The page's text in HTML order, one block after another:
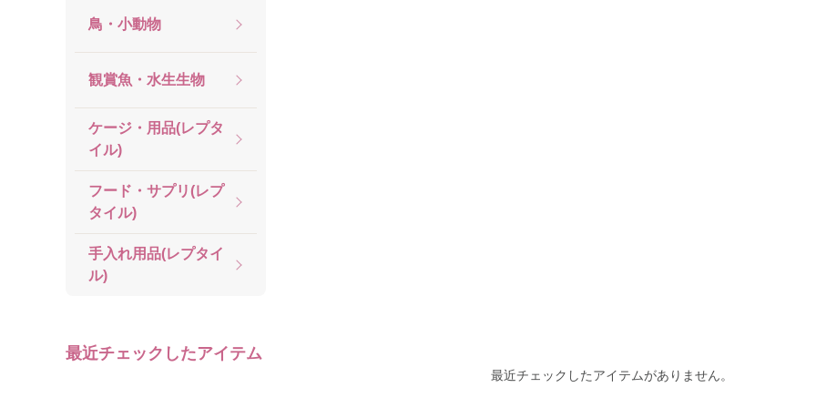
鳥・小動物
観賞魚・水生生物
ケージ・用品(レプタ
イル)
フード・サプリ(レプ
タイル)
手入れ用品(レプタイ
ル)
最近チェックしたアイテム
最近チェックしたアイテムがありません。